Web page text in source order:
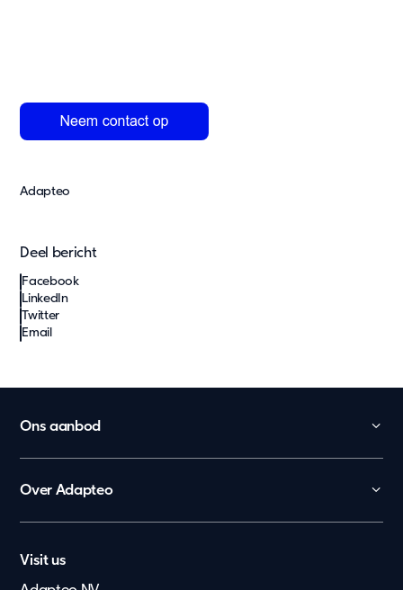
Lietuvių
Adapteo
Deel bericht
Facebook
LinkedIn
Twitter
Email
Ons aanbod
Kinderopvang
Onderwijs
Zorg en gezondheid
Over Adapteo
Contact
Visit us